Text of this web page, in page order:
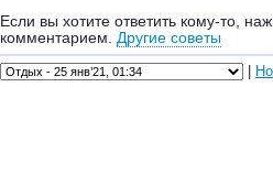
Если вы хотите ответить кому-то,
комментарием. Другие советы